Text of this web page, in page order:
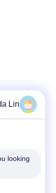
Lin
looking